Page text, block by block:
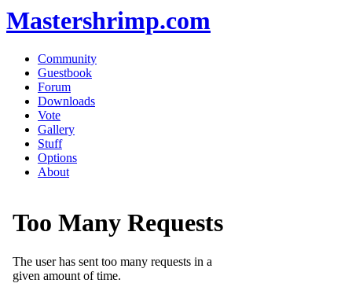
Mastershrimp.com
Community
Guestbook
Forum
Downloads
Vote
Gallery
Stuff
Options
About